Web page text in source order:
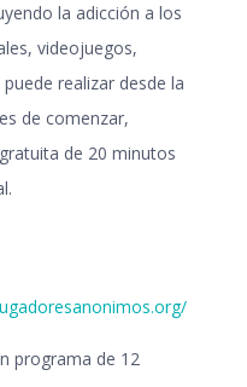
la adicción a los
videojuegos,
realizar desde la
de comenzar,
de 20 minutos
programa de 12